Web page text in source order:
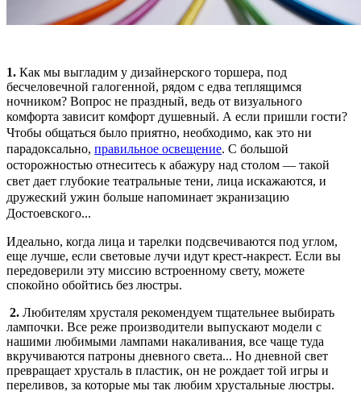
1. Как мы выгладим у дизайнерского торшера, под
бесчеловечной галогенной, рядом с едва теплящимся
ночником? Вопрос не праздный, ведь от визуального
комфорта зависит комфорт душевный. А если пришли гости?
Чтобы общаться было приятно, необходимо, как это ни
парадоксально, правильное освещение. С большой
осторожностью отнеситесь к абажуру над столом — такой
свет дает глубокие театральные тени, лица искажаются, и
дружеский ужин больше напоминает экранизацию
Достоевского...
Идеально, когда лица и тарелки подсвечиваются под углом,
еще лучше, если световые лучи идут крест-накрест. Если вы
передоверили эту миссию встроенному свету, можете
спокойно обойтись без люстры.
2. Любителям хрусталя рекомендуем тщательнее выбирать
лампочки. Все реже производители выпускают модели с
нашими любимыми лампами накаливания, все чаще туда
вкручиваются патроны дневного света... Но дневной свет
превращает хрусталь в пластик, он не рождает той игры и
переливов, за которые мы так любим хрустальные люстры.